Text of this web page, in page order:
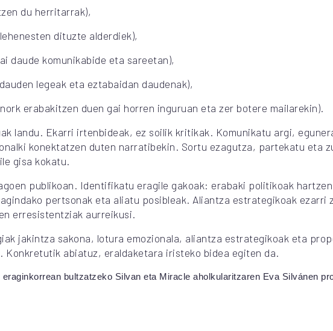
du herritarrak),
dituzte alderdiek),
daude komunikabide eta sareetan),
legeak eta eztabaidan daudenak),
erabakitzen duen gai horren inguruan eta zer botere mailarekin).
landu. Ekarri irtenbideak, ez soilik kritikak. Komunikatu argi,
konektatzen duten narratibekin. Sortu ezagutza, partekatu eta
gisa kokatu.
publikoan. Identifikatu eragile gakoak: erabaki politikoak
pertsonak eta aliatu posibleak. Aliantza estrategikoak ezarri
erresistentziak aurreikusi.
jakintza sakona, lotura emozionala, aliantza estrategikoak eta
abiatuz, eraldaketara iristeko bidea egiten da.
bultzatzeko Silvan eta Miracle aholkularitzaren Eva Silvánen